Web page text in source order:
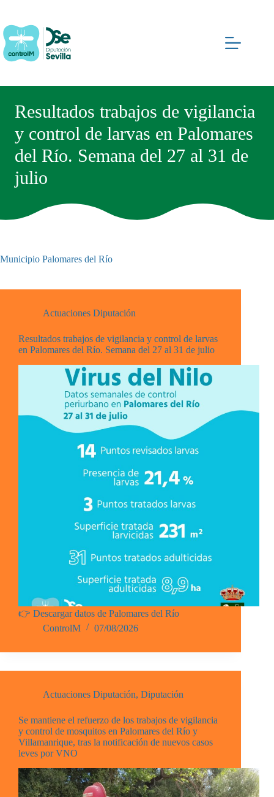
contenido
Resultados trabajos de vigilancia
y control de larvas en Palomares
del Río. Semana del 27 al 31 de
julio
Municipio Palomares del Río
Actuaciones Diputación
Resultados trabajos de vigilancia y control de larvas
en Palomares del Río. Semana del 27 al 31 de julio
👉 Descargar datos de Palomares del Río
ControlM
07/08/2026
Actuaciones Diputación, Diputación
Se mantiene el refuerzo de los trabajos de vigilancia
y control de mosquitos en Palomares del Río y
Villamanrique, tras la notificación de nuevos casos
leves por VNO